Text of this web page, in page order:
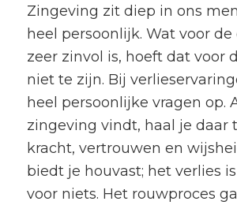
Zingeving zit diep in ons
heel persoonlijk. Wat voor
zeer zinvol is, hoeft dat voor
niet te zijn. Bij
heel persoonlijke vragen op.
zingeving vindt, haal je daar
kracht, vertrouwen en
biedt je houvast; het verlies
voor niets. Het rouwproces